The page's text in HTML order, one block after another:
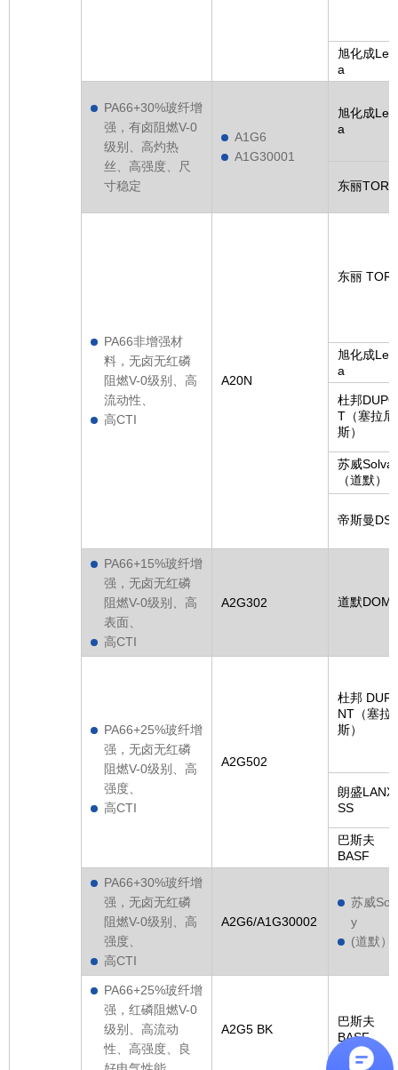
旭化成
a
PA66+30%玻纤增
强，有卤阻燃V-0
级别、高灼热
丝、高强度、尺
寸稳定
A1G6
A1G30001
旭化成
a
东丽
PA66非增强材
料，无卤无红磷
阻燃V-0级别、高
流动性、
高CTI
A20N
东丽
旭化成
a
杜邦
T（塞拉尼
斯）
苏威
（道默）
帝斯曼
PA66+15%玻纤增
强，无卤无红磷
阻燃V-0级别、高
表面、
高CTI
A2G302 道默
PA66+25%玻纤增
强，无卤无红磷
阻燃V-0级别、高
强度、
高CTI
A2G502
杜邦
NT（塞拉
斯）
朗盛
SS
巴斯夫
BASF
PA66+30%玻纤增
强，无卤无红磷
阻燃V-0级别、高
强度、
高CTI
A2G6/A1G30002
苏威
y
(道默）
PA66+25%玻纤增
强，红磷阻燃V-0
级别、高流动
性、高强度、良
A2G5 BK
巴斯夫
BASF